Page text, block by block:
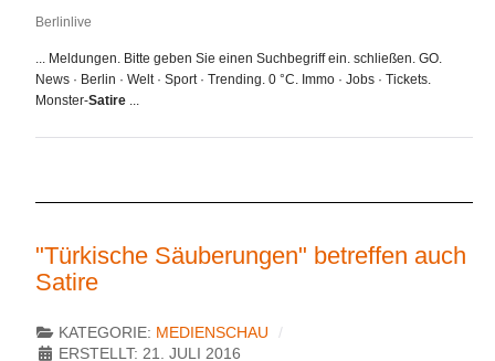
Berlinlive
... Meldungen. Bitte geben Sie einen Suchbegriff ein. schließen. GO.
News · Berlin · Welt · Sport · Trending. 0 °C. Immo · Jobs · Tickets.
Monster-Satire
"Türkische Säuberungen" betreffen auch
Satire
KATEGORIE: MEDIENSCHAU
ERSTELLT: 21. JULI 2016